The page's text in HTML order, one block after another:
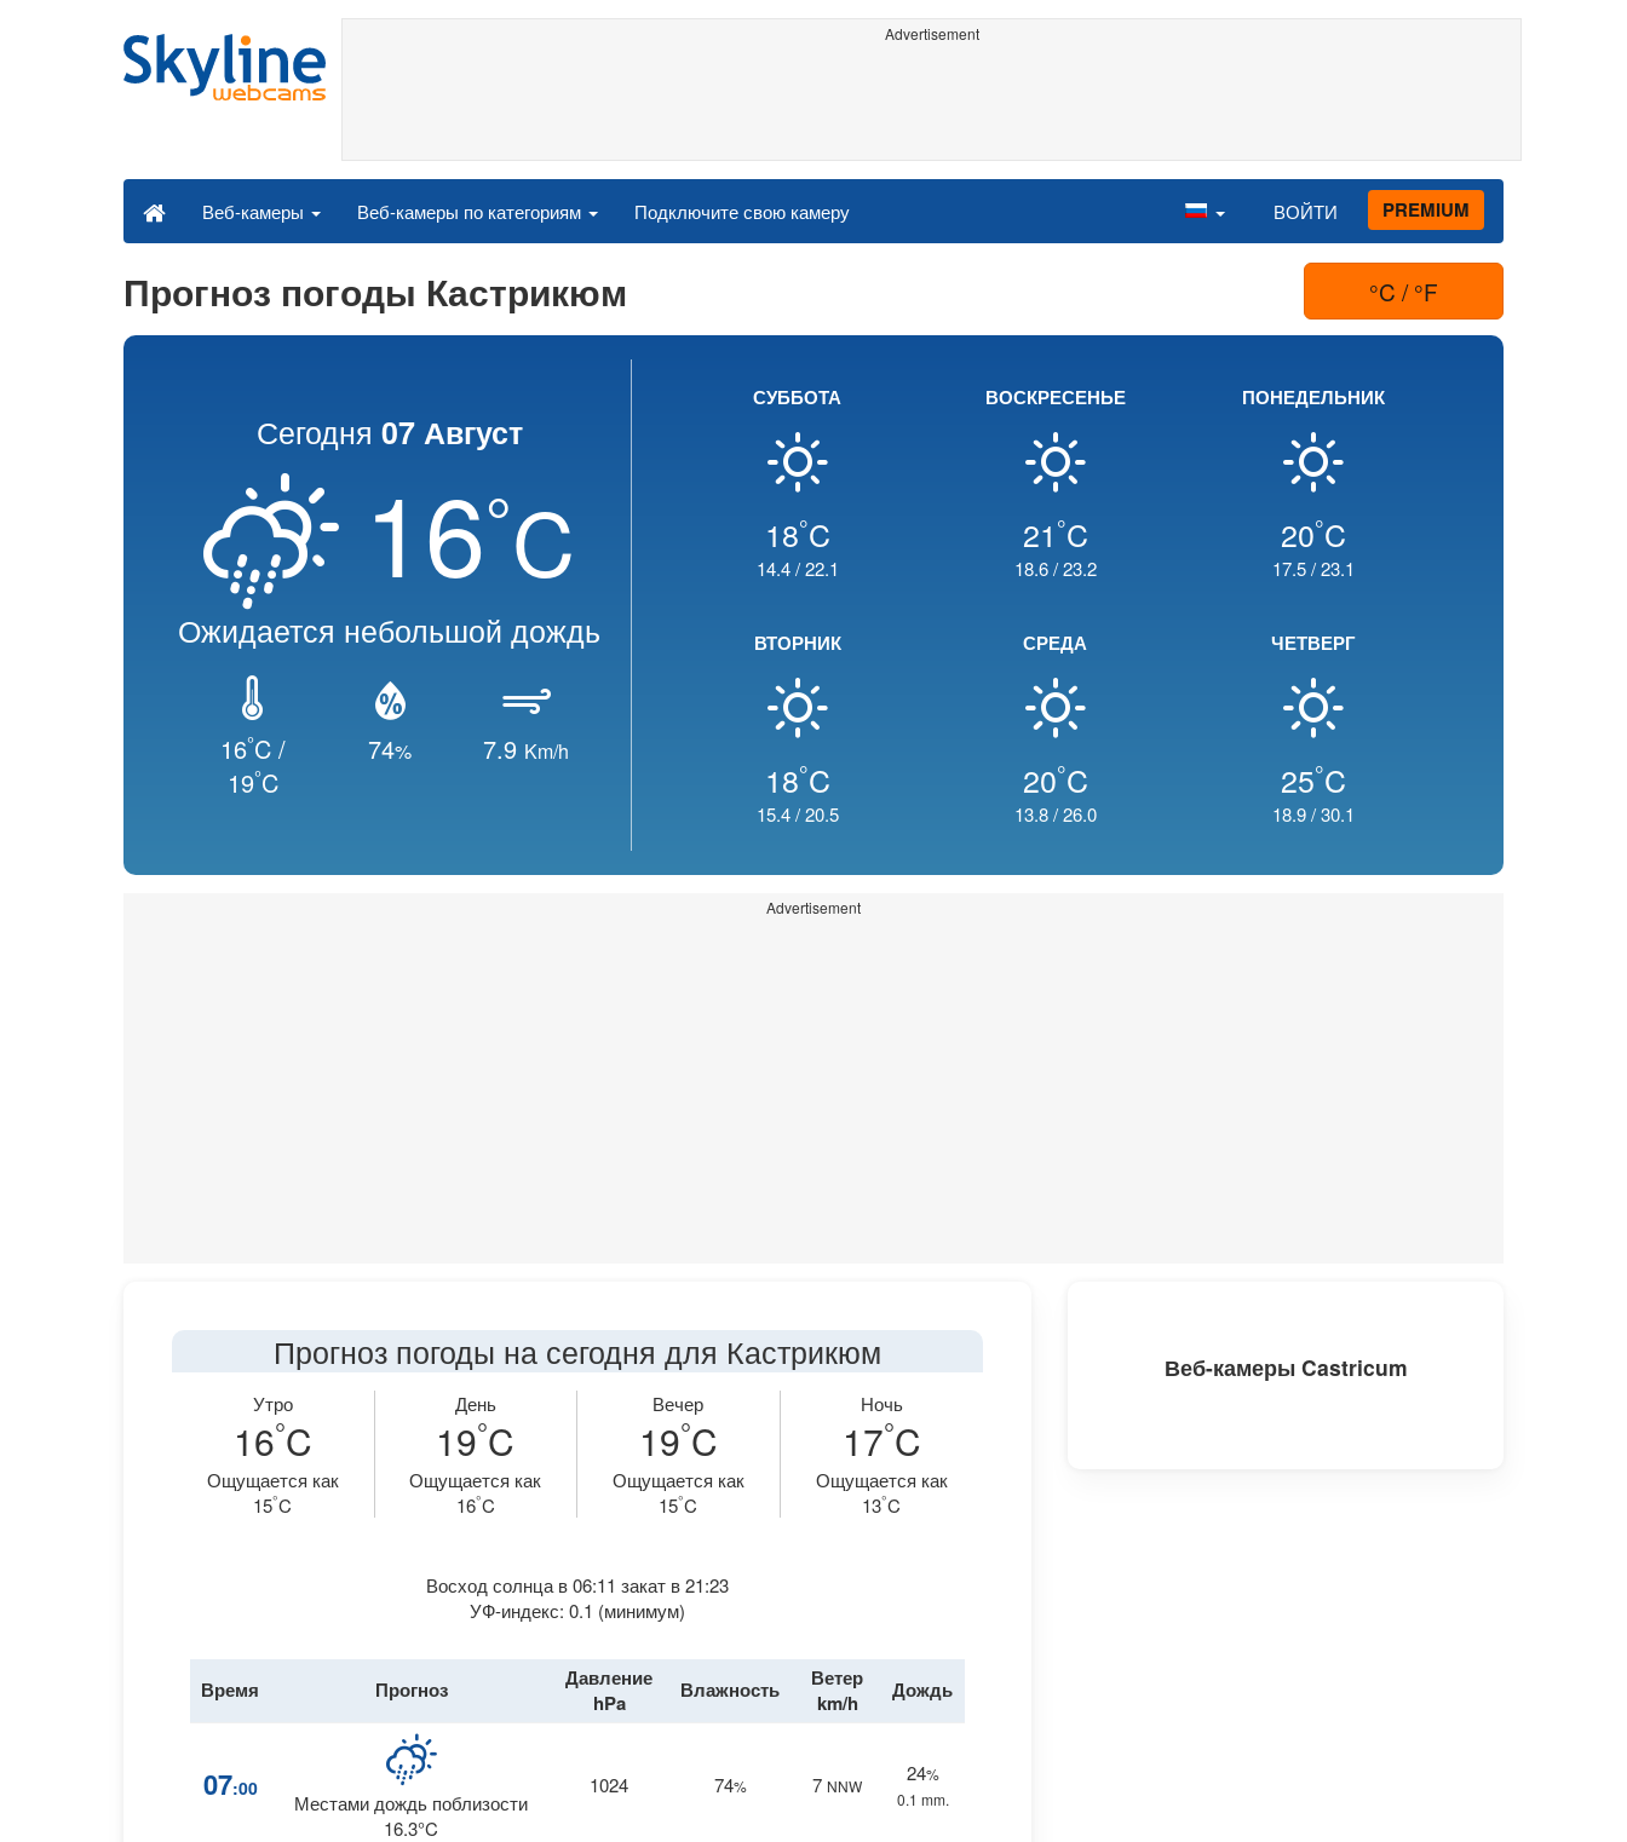
Advertisement
Веб-камеры Веб-камеры по категориям Подключите свою камеру ВОЙТИ PREMIUM
Прогноз погоды Кастрикюм °C / °F
Сегодня 07 Август
16°C
Ожидается небольшой дождь
16°C /
19°C
74% 7.9 Km/h
СУББОТА
18°C
14.4/22.1
ВОСКРЕСЕНЬЕ
21 °C
18.6/23.2
ПОНЕДЕЛЬНИК
20°C
17.5/23.1
ВТОРНИК
18°C
15.4/20.5
СРЕДА
20°C
13.8/26.0
ЧЕТВЕРГ
25°C
18.9/30.1
Advertisement
Прогноз погоды на сегодня для Кастрикюм
Утро
16°C
Ощущается как
15°C
День
19°C
Ощущается как
16°C
Вечер
19°C
Ощущается как
15°C
Ночь
17°C
Ощущается как
13°C
Восход солнца в 06:11 закат в 21:23
УФ-индекс: 0.1 (минимум)
Время Прогноз
Давление
hPa
Влажность
Ветер
km/h
Дождь
07:00
Местами дождь поблизости
16.3°C
1024 74% 7 NNW
24%
0.1 mm.
Веб-камеры Castricum